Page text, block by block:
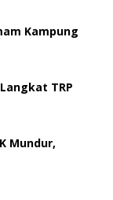
Kampung
TRP
Mundur,